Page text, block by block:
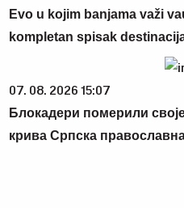
Evo u kojim banjama važi
kompletan spisak
07. 08. 2026 15:07
Блокадери померили
крива Српска